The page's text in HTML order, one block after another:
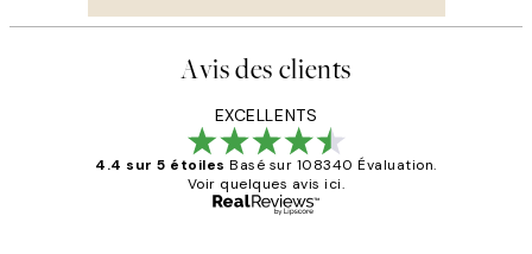
Avis des clients
EXCELLENTS
4.4 sur 5 étoiles Basé sur 108340 Évaluation.
Voir quelques avis ici.